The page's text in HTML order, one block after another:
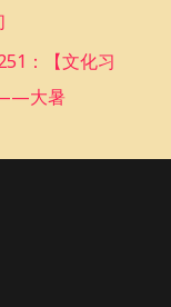
：【文化习
大暑